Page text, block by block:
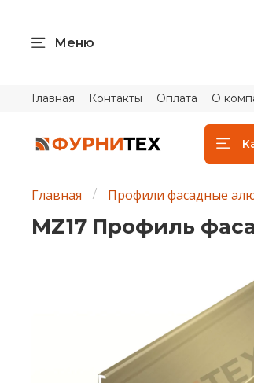
Меню
Главная Контакты Оплата О
Главная Профили фасадные
MZ17 Профиль